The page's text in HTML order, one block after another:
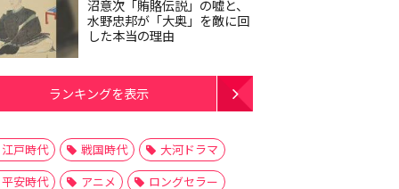
沼意次「賄賂伝説」の嘘と、
水野忠邦が「大奥」を敵に回
した本当の理由
ランキングを表示
江戸時代 戦国時代
大河ドラマ
平安時代
アニメ
ロングセラー